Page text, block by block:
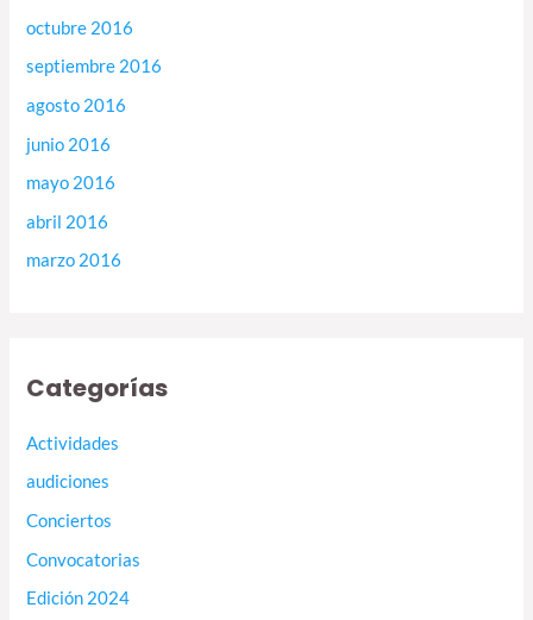
octubre 2016
septiembre 2016
agosto 2016
junio 2016
mayo 2016
abril 2016
marzo 2016
Categorías
Actividades
audiciones
Conciertos
Convocatorias
Edición 2024